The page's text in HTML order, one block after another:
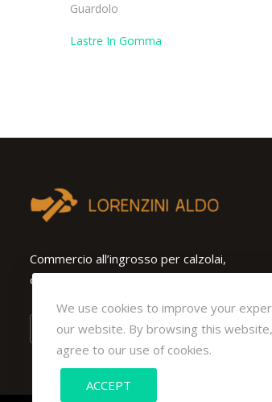
Guardolo
Lastre In Gomma
Lastre Sughersintex
Sopratacchi In Gomma
Stucco
Tacchetti A Spillo
Cambiotacchi
Cerniere E Cursori
Commercio all’ingrosso per calzolai,
ortopedie e ferramenta dal 1975.
We use cookies to improve your
our website. By browsing this
agree to our use of cookies.
ACCEPT